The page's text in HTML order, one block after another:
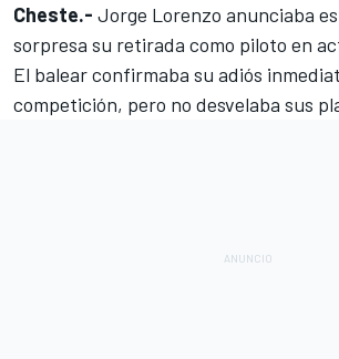
Cheste.- Jorge Lorenzo anunciaba
sorpresa su retirada como piloto en
El balear confirmaba su adiós
competición, pero no desvelaba sus